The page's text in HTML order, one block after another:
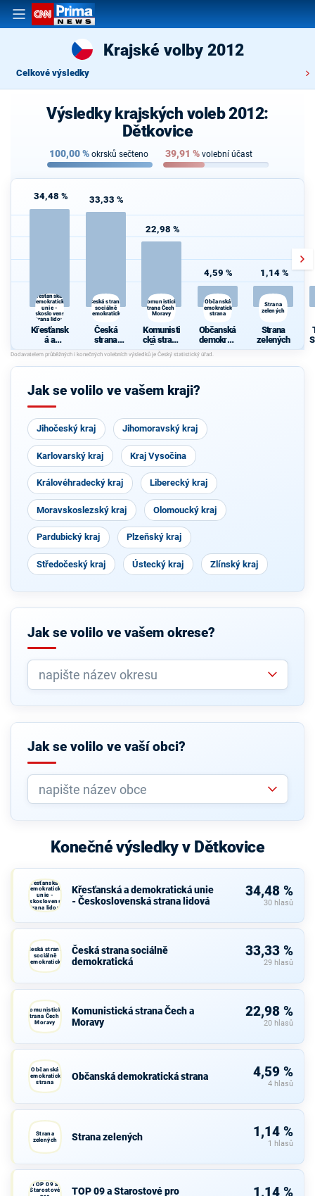
Krajské volby 2012
Celkové výsledky
Výsledky krajských voleb 2012:
Dětkovice
100,00% okrsků sečteno 39,91 % volební účast
34,48 %
Křesťanská a
demokratická
unie -
Československá
strana lidová
Křesťansk
á a
demokrati
cká unie -
Českoslov
strana
33,33 %
Česká strana
sociálně
demokratická
Česká
strana
sociálně
demokrati
cká
22,98 %
Komunistická
strana Čech a
Moravy
Komunisti
cká strana
Čech a
Moravy
4,59 %
Občanská
demokratická
strana
Občanská
demokrati
cká strana
1,14 %
Strana
zelených
Strana
zelených
Jak se volilo ve vašem kraji?
Jihočeský kraj Jihomoravský kraj
Karlovarský kraj Kraj Vysočina
Královéhradecký kraj Liberecký kraj
Moravskoslezský kraj Olomoucký kraj
Pardubický kraj Plzeňský kraj
Středočeský kraj Ústecký kraj Zlínský kraj
Jak se volilo ve vašem okrese?
Jak se volilo ve vaší obci?
Konečné výsledky v Dětkovice
Křesťanská a
demokratická
unie -
Československá
strana lidová
Křesťanská a demokratická unie
- Československá strana lidová
34,48 %
30 hlasů
Česká strana
sociálně
demokratická
Česká strana sociálně
demokratická
33,33 %
29 hlasů
Komunistická
strana Čech a
Moravy
Komunistická strana Čech a
Moravy
22,98 %
20 hlasů
Občanská
demokratická
strana
Občanská demokratická strana 4,59 %
4 hlasů
Strana
zelených
Strana zelených 1,14 %
1 hlasů
TOP 09 a
Starostové
TOP 09 a Starostové pro
1,14 %